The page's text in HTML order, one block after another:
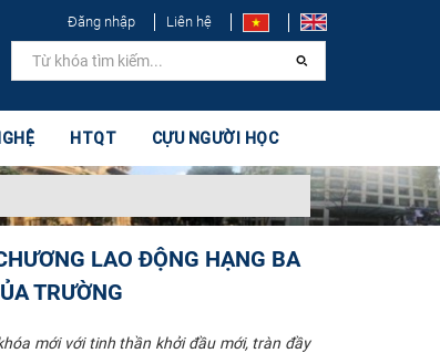
Đăng nhập Liên hệ
HTQT CỰU NGƯỜI HỌC
LAO ĐỘNG HẠNG BA
TRƯỜNG
mới với tinh thần khởi đầu mới, tràn đầy